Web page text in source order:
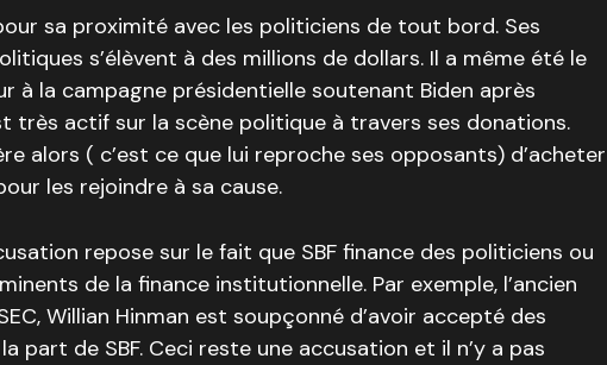
sa proximité avec les politiciens de tout bord. Ses
s’élèvent à des millions de dollars. Il a même été le
à la campagne présidentielle soutenant Biden après
très actif sur la scène politique à travers ses donations.
alors ( c’est ce que lui reproche ses opposants) d’acheter
les rejoindre à sa cause.
repose sur le fait que SBF finance des politiciens ou
de la finance institutionnelle. Par exemple, l’ancien
Willian Hinman est soupçonné d’avoir accepté des
part de SBF. Ceci reste une accusation et il n’y a pas